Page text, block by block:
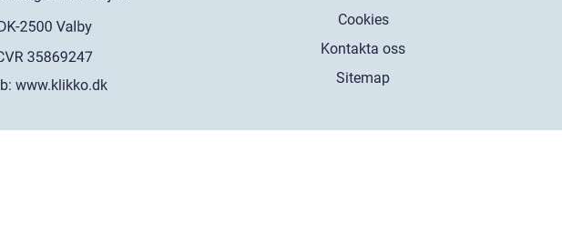
www.klikko.dk
Cookies
Kontakta oss
Sitemap